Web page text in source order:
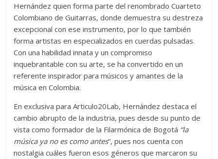
Hernández quien forma parte del renombrado Cuarteto
Colombiano de Guitarras, donde demuestra su destreza
excepcional con ese instrumento, por lo que también
forma artistas en especializados en cuerdas pulsadas.
Con una habilidad innata y un compromiso
inquebrantable con su arte, se ha convertido en un
referente inspirador para músicos y amantes de la
música en Colombia.
En exclusiva para Articulo20Lab, Hernández destaca el
cambio abrupto de la industria, pues desde su punto de
vista como formador de la Filarmónica de Bogotá “la
música ya no es como antes“, pues nos cuenta con
nostalgia cuáles fueron esos géneros que marcaron su